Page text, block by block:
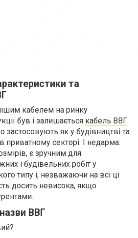
та
кабелем на ринку
був і залишається кабель ВВГ.
як у будівництві та
приватному секторі. І недарма:
є зручним для
і будівельних робіт у
типу і, незважаючи на всі ці
досить невисока, якщо
ВВГ